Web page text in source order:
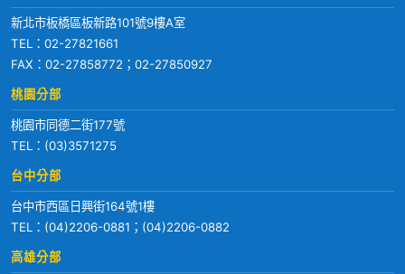
新北市板橋區板新路101號9樓A室
TEL： 02-27821661
FAX：02-27858772；02-27850927
桃園分部
桃園市同德二街177號
TEL： (03)3571275
台中分部
台中市西區日興街164號1樓
TEL： (04)2206-0881 ； (04)2206-0882
高雄分部